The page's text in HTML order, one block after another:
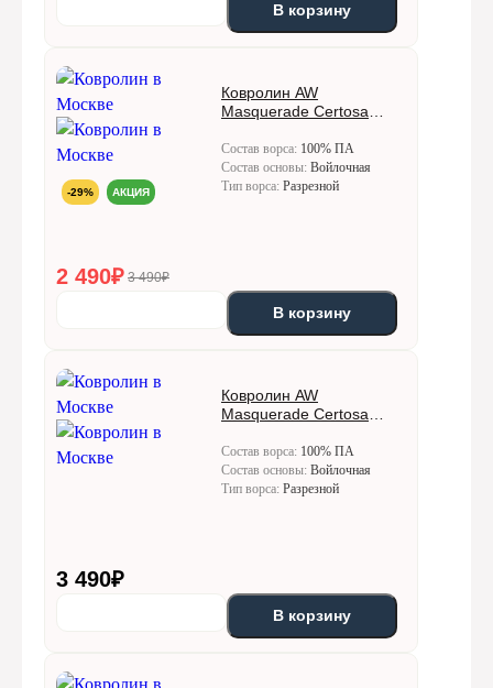
В корзину
-29% АКЦИЯ
Ковролин AW
Masquerade Certosa
Состав ворса: 100% ПА
Состав основы: Войлочная
Тип ворса: Разрезной
2 490₽ 3 490₽
В корзину
Ковролин AW
Masquerade Certosa
Состав ворса: 100% ПА
Состав основы: Войлочная
Тип ворса: Разрезной
3 490₽
В корзину